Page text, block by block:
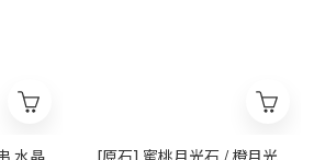
水晶 [原石] 蜜桃月光石 / 橙月光